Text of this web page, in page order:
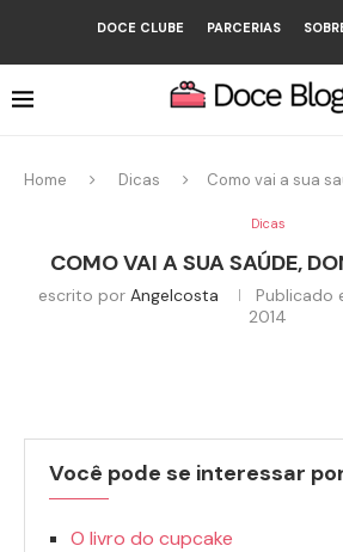
DOCE CLUBE PARCERIAS
Home Dicas Como vai a sua
Dicas
COMO VAI A SUA SAÚDE,
escrito por Angelcosta Publicado
2014
Você pode se interessar
O livro do cupcake